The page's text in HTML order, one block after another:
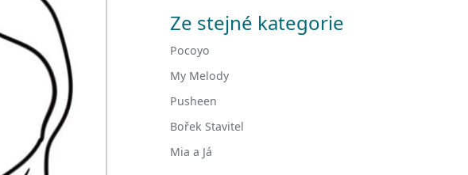
Ze stejné kategorie
Pocoyo
My Melody
Pusheen
Bořek Stavitel
Mia a Já